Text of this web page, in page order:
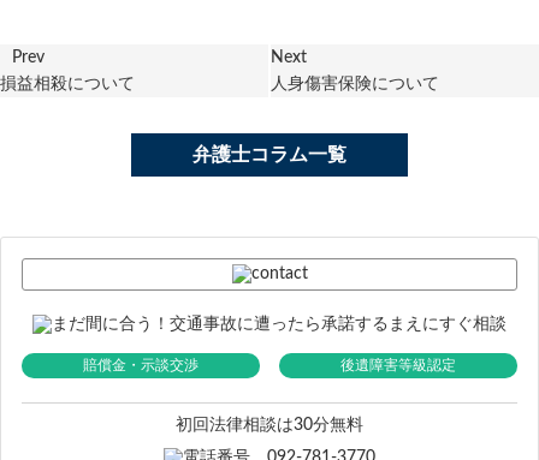
Prev
損益相殺について
Next
人身傷害保険について
弁護士コラム一覧
賠償金・示談交渉 後遺障害等級認定
初回法律相談は30分無料